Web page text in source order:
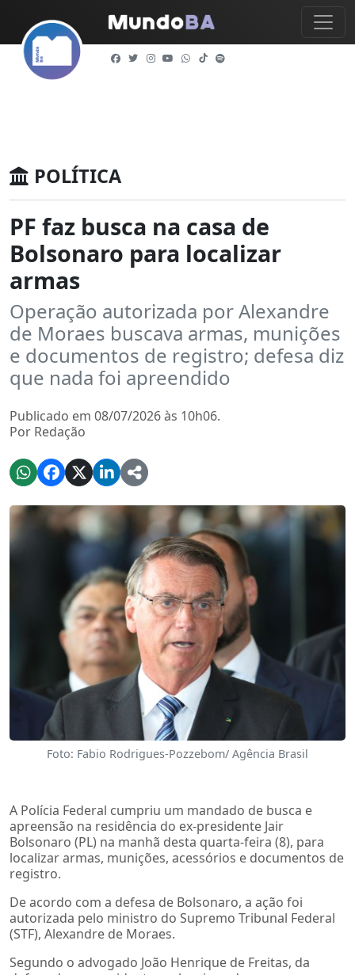
POLÍTICA
PF faz busca na casa de
Bolsonaro para localizar
armas
Operação autorizada por Alexandre
de Moraes buscava armas, munições
e documentos de registro; defesa diz
que nada foi apreendido
Publicado em 08/07/2026 às 10h06.
Por Redação
Foto: Fabio Rodrigues-Pozzebom/ Agência Brasil
A Polícia Federal cumpriu um mandado de busca e
apreensão na residência do ex-presidente Jair
Bolsonaro (PL) na manhã desta quarta-feira (8), para
localizar armas, munições, acessórios e documentos de
registro.
De acordo com a defesa de Bolsonaro, a ação foi
autorizada pelo ministro do Supremo Tribunal Federal
(STF), Alexandre de Moraes.
Segundo o advogado João Henrique de Freitas, da